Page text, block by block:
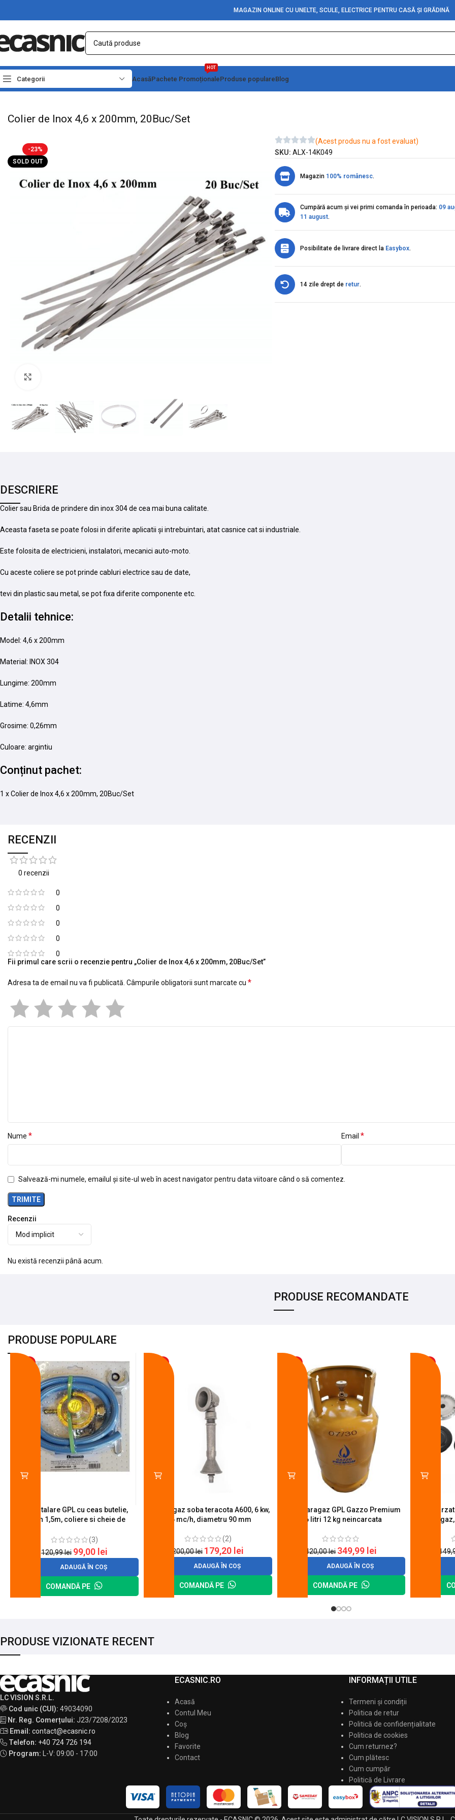
MAGAZIN ONLINE CU UNELTE, SCULE, ELECTRICE PENTRU CASĂ ȘI GRĂDINĂ
Categorii AcasăPachete Promoționale
HOT
Produse populareBlog
Prima pagină Conectica Bride si coliere de prindere
Colier de Inox 4,6 x 200mm, 20Buc/Set
-23%
SOLD OUT
(Acest produs nu a fost evaluat)
SKU: ALX-14K049
Magazin 100% românesc.
Cumpără acum și vei primi comanda în perioada: 09
11 august.
Posibilitate de livrare direct la Easybox.
14 zile drept de retur.
DESCRIERE
Colier sau Brida de prindere din inox 304 de cea mai buna calitate.
Aceasta faseta se poate folosi in diferite aplicatii și intrebuintari, atat casnice cat si industriale.
Este folosita de electricieni, instalatori, mecanici auto-moto.
Cu aceste coliere se pot prinde cabluri electrice sau de date,
tevi din plastic sau metal, se pot fixa diferite componente etc.
Detalii tehnice:
Model: 4,6 x 200mm
Material: INOX 304
Lungime: 200mm
Latime: 4,6mm
Grosime: 0,26mm
Culoare: argintiu
Conținut pachet:
1 x Colier de Inox 4,6 x 200mm, 20Buc/Set
RECENZII
0 recenzii
0
0
0
0
0
Recenzii
Nu există recenzii până acum.
Fii primul care scrii o recenzie pentru „Colier de Inox 4,6 x 200mm, 20Buc/Set”
Adresa ta de email nu va fi publicată. Câmpurile obligatorii sunt marcate cu *
Nume * Email *
Salvează-mi numele, emailul și site-ul web în acest navigator pentru data viitoare când o să comentez.
PRODUSE RECOMANDATE
PRODUSE POPULARE
Kit instalare GPL cu ceas butelie,
furtun 1,5m, coliere si cheie de
(3)
120,99lei 99,00 lei
ADAUGĂ ÎN COȘ
COMANDĂ PE
Arzator gaz soba teracota A600, 6 kw,
0.6 mc/h, diametru 90 mm
(2)
200,00lei 179,20 lei
ADAUGĂ ÎN COȘ
COMANDĂ PE
Butelie aragaz GPL Gazzo Premium
26 litri 12 kg neincarcata
420,00lei 349,99 lei
ADAUGĂ ÎN COȘ
COMANDĂ PE
Set 4
PRODUSE VIZIONATE RECENT
LC VISION S.R.L.
Cod unic (CUI): 49034090
Nr. Reg. Comerțului: J23/7208/2023
Email: contact@ecasnic.ro
Telefon: +40 724 726 194
Program:
L-V: 09:00 - 17:00
ECASNIC.RO
Acasă
Contul Meu
Coș
Blog
Favorite
Contact
INFORMAȚII UTILE
Termeni și condiții
Politica de retur
Politică de confidențialitate
Politica de cookies
Cum returnez?
Cum plătesc
Cum cumpăr
Politică de Livrare